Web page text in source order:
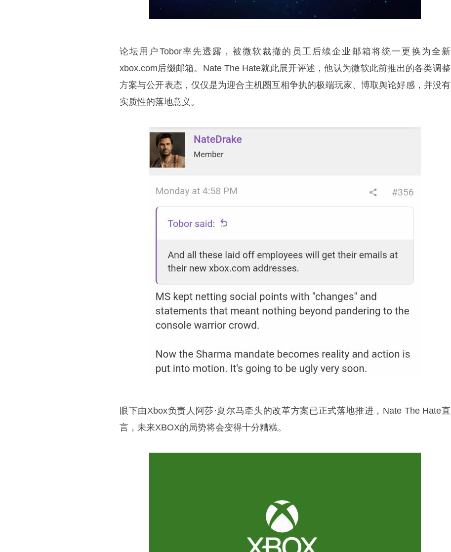
论坛用户Tobor率先透露，被微软裁撤的员工后续企业邮箱将统一更换为全新
xbox.com后缀邮箱。Nate The Hate就此展开评述，他认为微软此前推出的各类调整
方案与公开表态，仅仅是为迎合主机圈互相争执的极端玩家、博取舆论好感，并没有
实质性的落地意义。
眼下由Xbox负责人阿莎·夏尔马牵头的改革方案已正式落地推进，Nate The Hate直
言，未来XBOX的局势将会变得十分糟糕。